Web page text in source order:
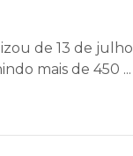
de 13 de
mais de 450 ...